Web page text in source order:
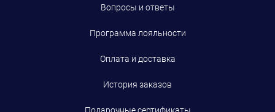
Вопросы и ответы
Программа лояльности
Оплата и доставка
История заказов